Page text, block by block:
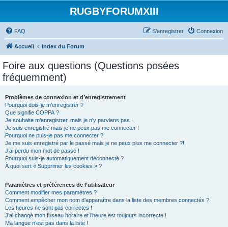
RUGBYFORUMXIII
FAQ Connexion
S’enregistrer
Accueil Index du Forum
Foire aux questions (Questions posées
fréquemment)
Problèmes de connexion et d’enregistrement
Pourquoi dois-je m’enregistrer ?
Que signifie COPPA ?
Je souhaite m’enregistrer, mais je n’y parviens pas !
Je suis enregistré mais je ne peux pas me connecter !
Pourquoi ne puis-je pas me connecter ?
Je me suis enregistré par le passé mais je ne peux plus me connecter ?!
J’ai perdu mon mot de passe !
Pourquoi suis-je automatiquement déconnecté ?
À quoi sert « Supprimer les cookies » ?
Paramètres et préférences de l’utilisateur
Comment modifier mes paramètres ?
Comment empêcher mon nom d’apparaître dans la liste des membres connectés ?
Les heures ne sont pas correctes !
J’ai changé mon fuseau horaire et l’heure est toujours incorrecte !
Ma langue n’est pas dans la liste !